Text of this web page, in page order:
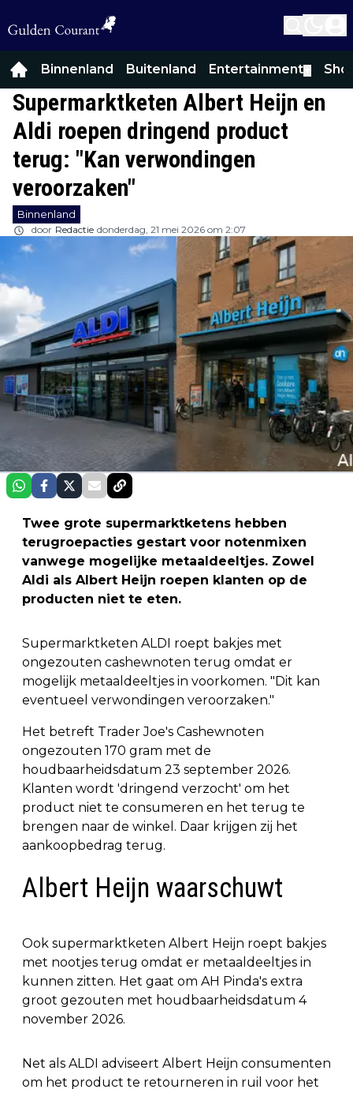
Binnenland Buitenland Entertainment
Supermarktketen Albert Heijn en
Aldi roepen dringend product
terug: "Kan verwondingen
veroorzaken"
Binnenland
door Redactie donderdag, 21 mei 2026 om 2:07
Twee grote supermarktketens hebben
terugroepacties gestart voor notenmixen
vanwege mogelijke metaaldeeltjes. Zowel
Aldi als Albert Heijn roepen klanten op de
producten niet te eten.
Supermarktketen ALDI roept bakjes met
ongezouten cashewnoten terug omdat er
mogelijk metaaldeeltjes in voorkomen. "Dit kan
eventueel verwondingen veroorzaken."
Het betreft Trader Joe's Cashewnoten
ongezouten 170 gram met de
houdbaarheidsdatum 23 september 2026.
Klanten wordt 'dringend verzocht' om het
product niet te consumeren en het terug te
brengen naar de winkel. Daar krijgen zij het
aankoopbedrag terug.
Albert Heijn waarschuwt
Ook supermarktketen Albert Heijn roept bakjes
met nootjes terug omdat er metaaldeeltjes in
kunnen zitten. Het gaat om AH Pinda's extra
groot gezouten met houdbaarheidsdatum 4
november 2026.
Net als ALDI adviseert Albert Heijn consumenten
om het product te retourneren in ruil voor het